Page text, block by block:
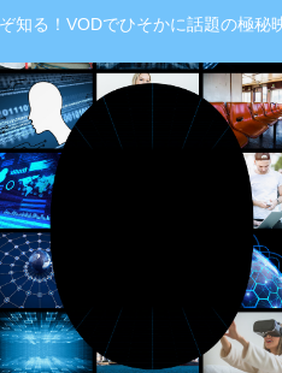
知る！VODでひそかに話題の極秘